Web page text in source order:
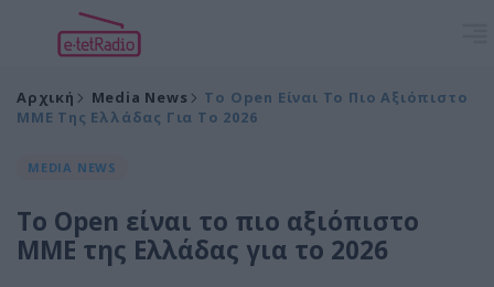
Αρχική Media News
To Open Είναι Το Πιο Αξιόπιστο
ΜΜΕ Της Ελλάδας Για Το 2026
MEDIA NEWS
To Open είναι το πιο αξιόπιστο
ΜΜΕ της Ελλάδας για το 2026